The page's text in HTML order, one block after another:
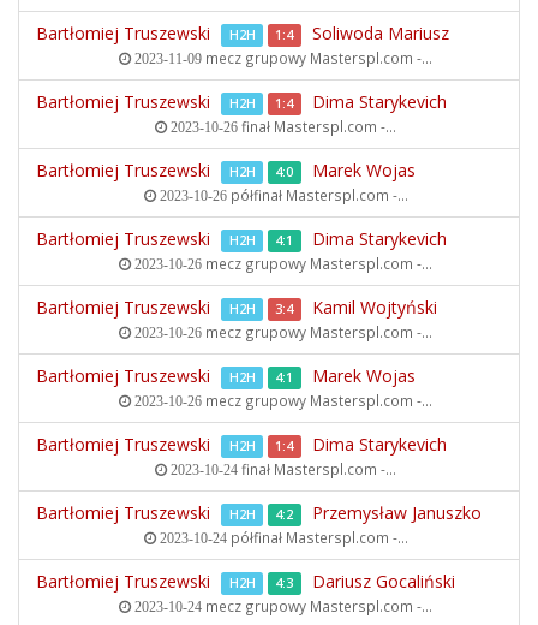
Bartłomiej Truszewski H2H 1:4 Soliwoda Mariusz
2023-11-09 mecz grupowy Masterspl.com -...
Bartłomiej Truszewski H2H 1:4 Dima Starykevich
2023-10-26 finał Masterspl.com -...
Bartłomiej Truszewski H2H 4:0 Marek Wojas
2023-10-26półfinał Masterspl.com -...
Bartłomiej Truszewski H2H 4:1 Dima Starykevich
2023-10-26 mecz grupowy Masterspl.com -...
Bartłomiej Truszewski H2H 3:4 Kamil Wojtyński
2023-10-26 mecz grupowy Masterspl.com -...
Bartłomiej Truszewski H2H 4:1 Marek Wojas
2023-10-26 mecz grupowy Masterspl.com -...
Bartłomiej Truszewski H2H 1:4 Dima Starykevich
2023-10-24 finał Masterspl.com -...
Bartłomiej Truszewski H2H 4:2 Przemysław Januszko
2023-10-24półfinał Masterspl.com -...
Bartłomiej Truszewski H2H 4:3 Dariusz Gocaliński
2023-10-24 mecz grupowy Masterspl.com -...